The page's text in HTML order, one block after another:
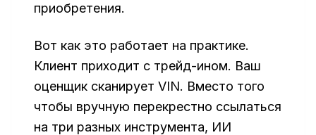
приобретения.
Вот как это работает на практике.
Клиент приходит с трейд-ином. Ваш
оценщик сканирует VIN. Вместо того
чтобы вручную перекрестно ссылаться
на три разных инструмента, ИИ